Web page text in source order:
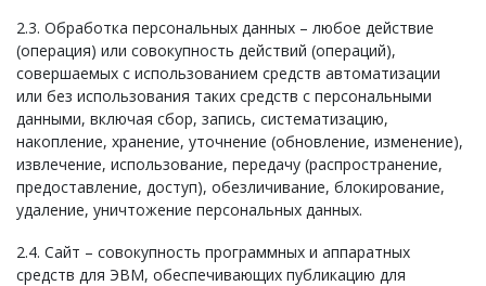
2.3. Обработка персональных данных – любое действие
(операция) или совокупность действий (операций),
совершаемых с использованием средств автоматизации
или без использования таких средств с персональными
данными, включая сбор, запись, систематизацию,
накопление, хранение, уточнение (обновление, изменение),
извлечение, использование, передачу (распространение,
предоставление, доступ), обезличивание, блокирование,
удаление, уничтожение персональных данных.
2.4. Сайт – совокупность программных и аппаратных
средств для ЭВМ, обеспечивающих публикацию для